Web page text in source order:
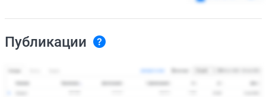
Публикации